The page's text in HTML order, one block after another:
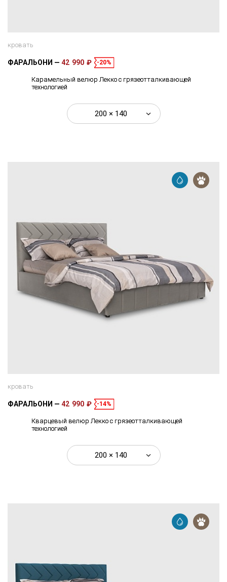
кровать
ФАРАЛЬОНИ 42 990 ₽ -20%
Карамельный велюр Лекко с грязеотталкивающей
технологией
200 × 140
кровать
ФАРАЛЬОНИ 42 990 ₽ -14%
Кварцевый велюр Лекко с грязеотталкивающей
технологией
200 × 140